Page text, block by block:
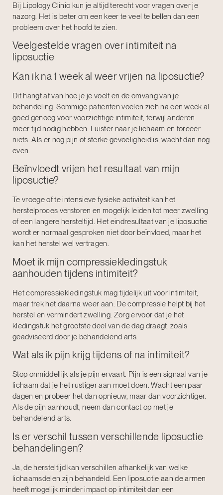
Bij Lipology Clinic kun je altijd terecht voor vragen over je
nazorg. Het is beter om een keer te veel te bellen dan een
probleem over het hoofd te zien.
Veelgestelde vragen over intimiteit na
liposuctie
Kan ik na 1 week al weer vrijen na liposuctie?
Dit hangt af van hoe je je voelt en de omvang van je
behandeling. Sommige patiënten voelen zich na een week al
goed genoeg voor voorzichtige intimiteit, terwijl anderen
meer tijd nodig hebben. Luister naar je lichaam en forceer
niets. Als er nog pijn of sterke gevoeligheid is, wacht dan nog
even.
Beïnvloedt vrijen het resultaat van mijn
liposuctie?
Te vroege of te intensieve fysieke activiteit kan het
herstelproces verstoren en mogelijk leiden tot meer zwelling
of een langere hersteltijd. Het eindresultaat van je liposuctie
wordt er normaal gesproken niet door beïnvloed, maar het
kan het herstel wel vertragen.
Moet ik mijn compressiekledingstuk
aanhouden tijdens intimiteit?
Het compressiekledingstuk mag tijdelijk uit voor intimiteit,
maar trek het daarna weer aan. De compressie helpt bij het
herstel en vermindert zwelling. Zorg ervoor dat je het
kledingstuk het grootste deel van de dag draagt, zoals
geadviseerd door je behandelend arts.
Wat als ik pijn krijg tijdens of na intimiteit?
Stop onmiddellijk als je pijn ervaart. Pijn is een signaal van je
lichaam dat je het rustiger aan moet doen. Wacht een paar
dagen en probeer het dan opnieuw, maar dan voorzichtiger.
Als de pijn aanhoudt, neem dan contact op met je
behandelend arts.
Is er verschil tussen verschillende liposuctie
behandelingen?
Ja, de hersteltijd kan verschillen afhankelijk van welke
lichaamsdelen zijn behandeld. Een liposuctie aan de armen
heeft mogelijk minder impact op intimiteit dan een